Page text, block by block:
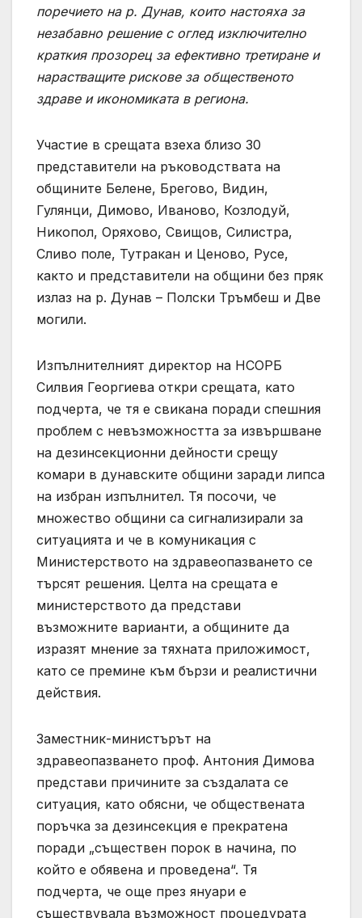
поречието на р. Дунав, които настояха за
незабавно решение с оглед изключително
краткия прозорец за ефективно третиране и
нарастващите рискове за общественото
здраве и икономиката в региона.
Участие в срещата взеха близо 30
представители на ръководствата на
общините Белене, Брегово, Видин,
Гулянци, Димово, Иваново, Козлодуй,
Никопол, Оряхово, Свищов, Силистра,
Сливо поле, Тутракан и Ценово, Русе,
както и представители на общини без пряк
излаз на р. Дунав – Полски Тръмбеш и Две
могили.
Изпълнителният директор на НСОРБ
Силвия Георгиева откри срещата, като
подчерта, че тя е свикана поради спешния
проблем с невъзможността за извършване
на дезинсекционни дейности срещу
комари в дунавските общини заради липса
на избран изпълнител. Тя посочи, че
множество общини са сигнализирали за
ситуацията и че в комуникация с
Министерството на здравеопазването се
търсят решения. Целта на срещата е
министерството да представи
възможните варианти, а общините да
изразят мнение за тяхната приложимост,
като се премине към бързи и реалистични
действия.
Заместник-министърът на
здравеопазването проф. Антония Димова
представи причините за създалата се
ситуация, като обясни, че обществената
поръчка за дезинсекция е прекратена
поради „съществен порок в начина, по
който е обявена и проведена“. Тя
подчерта, че още през януари е
съществувала възможност процедурата